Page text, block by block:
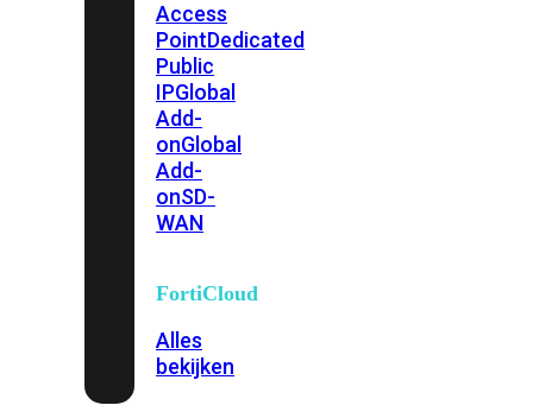
Access
PointDedicated
Public
IPGlobal
Add-
onGlobal
Add-
onSD-
WAN
FortiCloud
Alles
bekijken